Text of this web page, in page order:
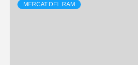
MERCAT DEL RAM